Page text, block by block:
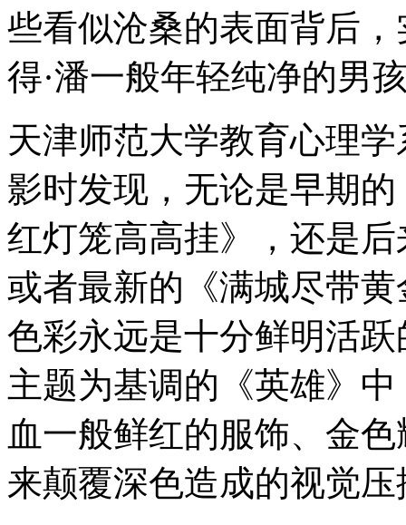
些看似沧桑的表面背后
得·潘一般年轻纯净的男
天津师范大学教育心理
影时发现，无论是早期
红灯笼高高挂》，还是
或者最新的《满城尽带
色彩永远是十分鲜明活
主题为基调的《英雄》
血一般鲜红的服饰、金
来颠覆深色造成的视觉压